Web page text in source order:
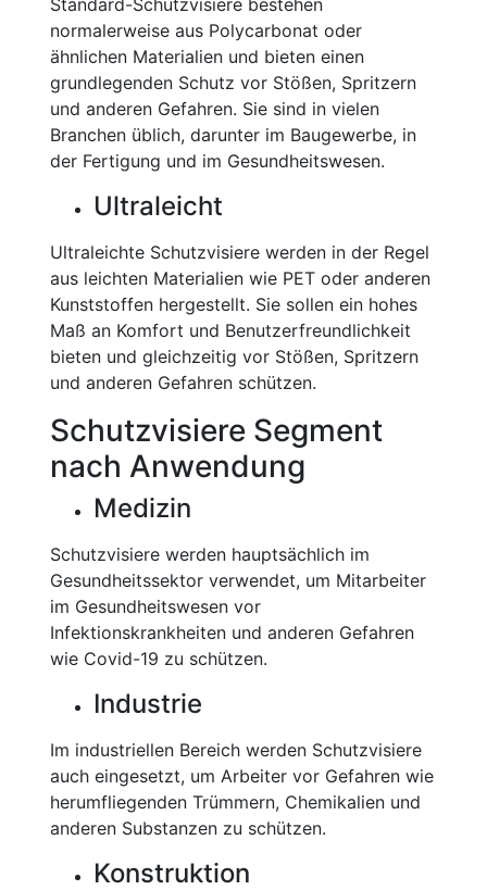
Standard-Schutzvisiere bestehen
normalerweise aus Polycarbonat oder
ähnlichen Materialien und bieten einen
grundlegenden Schutz vor Stößen, Spritzern
und anderen Gefahren. Sie sind in vielen
Branchen üblich, darunter im Baugewerbe, in
der Fertigung und im Gesundheitswesen.
Ultraleicht
Ultraleichte Schutzvisiere werden in der Regel
aus leichten Materialien wie PET oder anderen
Kunststoffen hergestellt. Sie sollen ein hohes
Maß an Komfort und Benutzerfreundlichkeit
bieten und gleichzeitig vor Stößen, Spritzern
und anderen Gefahren schützen.
Schutzvisiere Segment
nach Anwendung
Medizin
Schutzvisiere werden hauptsächlich im
Gesundheitssektor verwendet, um Mitarbeiter
im Gesundheitswesen vor
Infektionskrankheiten und anderen Gefahren
wie Covid-19 zu schützen.
Industrie
Im industriellen Bereich werden Schutzvisiere
auch eingesetzt, um Arbeiter vor Gefahren wie
herumfliegenden Trümmern, Chemikalien und
anderen Substanzen zu schützen.
Konstruktion